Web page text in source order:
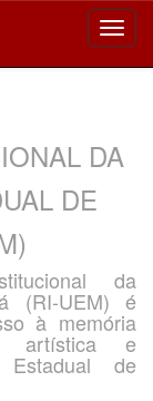
DA
DE
da
(RI-UEM) é
à memória
artística e
Estadual de